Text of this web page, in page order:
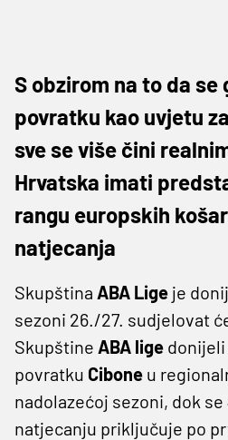
S obzirom na to da se
povratku kao uvjetu
sve se više čini
Hrvatska imati
rangu europskih
natjecanja
Skupština ABA Lige je
sezoni 26./27. sudjelovat
Skupštine ABA lige donijeli
povratku Cibone u
nadolazećoj sezoni, dok se
natjecanju priključuje po